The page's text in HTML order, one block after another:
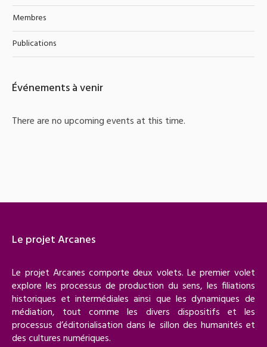
Membres
Publications
Événements à venir
There are no upcoming events at this time.
Le projet Arcanes
Le projet Arcanes comporte deux volets. Le premier volet
explore les processus de production du sens, les filiations
historiques et intermédiales ainsi que les dynamiques de
médiation, tout comme les divers dispositifs et les
processus d’éditorialisation dans le sillon des humanités et
des cultures numériques.